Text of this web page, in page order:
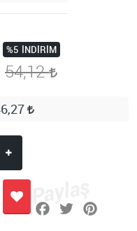
%5 İNDIRIM
54,12